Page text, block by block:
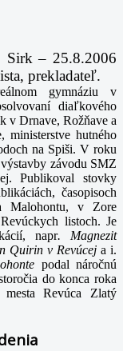
Sirk – 25.8.2006
prekladateľ.
gymnáziu v
diaľkového
v Drnave, Rožňave a
ministerstve hutného
na Spiši. V roku
závodu SMZ
Publikoval stovky
časopisoch
Malohontu, v Zore
listoch. Je
napr. Magnezit
Quirin v Revúcej a i.
podal náročnú
do konca roka
Revúca Zlatý